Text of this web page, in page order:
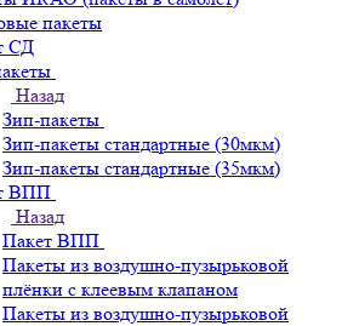
пакеты
СД
Назад
Зип-пакеты
Зип-пакеты стандартные (30мкм)
Зип-пакеты стандартные (35мкм)
ВПП
Назад
Пакет ВПП
Пакеты из воздушно-пузырьковой
плёнки с клеевым клапаном
Пакеты из воздушно-пузырьковой